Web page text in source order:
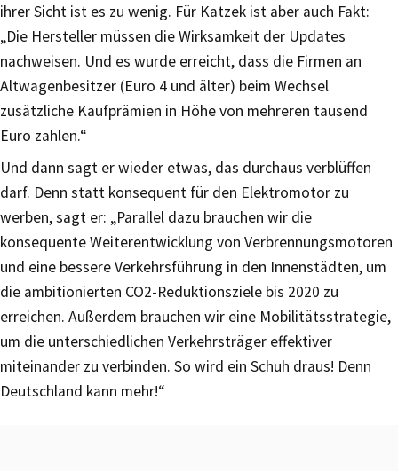
ihrer Sicht ist es zu wenig. Für Katzek ist aber auch Fakt:
„Die Hersteller müssen die Wirksamkeit der Updates
nachweisen. Und es wurde erreicht, dass die Firmen an
Altwagenbesitzer (Euro 4 und älter) beim Wechsel
zusätzliche Kaufprämien in Höhe von mehreren tausend
Euro zahlen.“
Und dann sagt er wieder etwas, das durchaus verblüffen
darf. Denn statt konsequent für den Elektromotor zu
werben, sagt er: „Parallel dazu brauchen wir die
konsequente Weiterentwicklung von Verbrennungsmotoren
und eine bessere Verkehrsführung in den Innenstädten, um
die ambitionierten CO2-Reduktionsziele bis 2020 zu
erreichen. Außerdem brauchen wir eine Mobilitätsstrategie,
um die unterschiedlichen Verkehrsträger effektiver
miteinander zu verbinden. So wird ein Schuh draus! Denn
Deutschland kann mehr!“